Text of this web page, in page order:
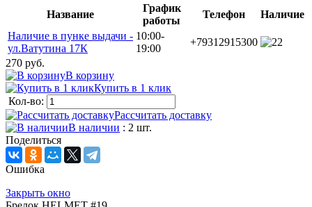
Название
График
работы
Телефон
Наличие
Наличие в пунке выдачи -
ул.Ватутина 17К
10:00-
19:00
+79312915300
2
270 руб.
В корзину
Купить в 1 клик
Кол-во:
Рассчитать доставку
В наличии : 2 шт.
Поделиться
Ошибка
Закрыть окно